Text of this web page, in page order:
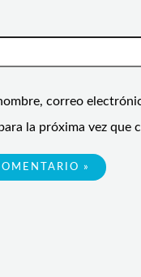
correo
la próxima vez que